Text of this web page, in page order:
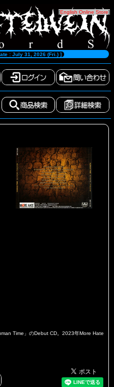
[English Online Store]
: July 31, 2026 (Fri.) ]
Time」のDebut CD。2023年More Hate